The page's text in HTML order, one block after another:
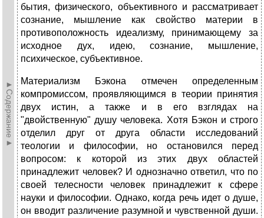
►Содержание►
бытия, физического, объективного и рассматривает
сознание, мышление как свойство материи в
противоположность идеализму, принимающему за
исходное дух, идею, сознание, мышление,
психическое, субъективное.
Материализм Бэкона отмечен определенным
компромиссом, проявляющимся в теории принятия
двух истин, а также и в его взглядах на
"двойственную" душу человека. Хотя Бэкон и строго
отделил друг от друга области исследований
теологии и философии, но остановился перед
вопросом: к которой из этих двух областей
принадлежит человек? И однозначно ответил, что по
своей телесности человек принадлежит к сфере
науки и философии. Однако, когда речь идет о душе,
он вводит различение разумной и чувственной души.